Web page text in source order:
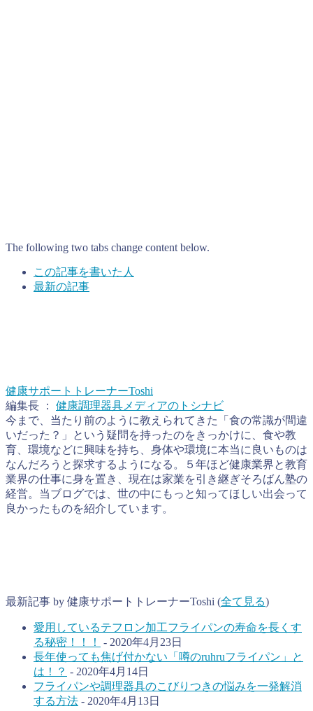
The following two tabs change content below.
この記事を書いた人
最新の記事
健康サポートトレーナーToshi
編集長 ： 健康調理器具メディアのトシナビ
今まで、当たり前のように教えられてきた「食の常識が間違
いだった？」という疑問を持ったのをきっかけに、食や教
育、環境などに興味を持ち、身体や環境に本当に良いものは
なんだろうと探求するようになる。５年ほど健康業界と教育
業界の仕事に身を置き、現在は家業を引き継ぎそろばん塾の
経営。当ブログでは、世の中にもっと知ってほしい出会って
良かったものを紹介しています。
最新記事 by 健康サポートトレーナーToshi (全て見る)
愛用しているテフロン加工フライパンの寿命を長くす
る秘密！！！
- 2020年4月23日
長年使っても焦げ付かない「噂のruhruフライパン」と
は！？ - 2020年4月14日
フライパンや調理器具のこびりつきの悩みを一発解消
する方法 - 2020年4月13日